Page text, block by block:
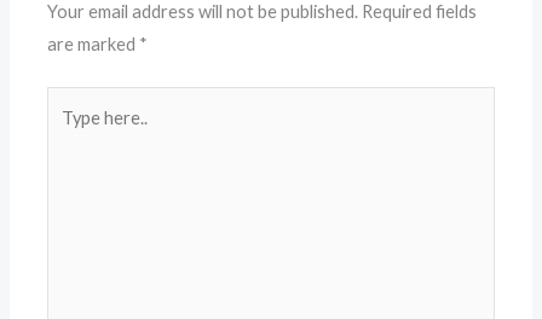
Your email address will not be published. Required fields
are marked *
here..